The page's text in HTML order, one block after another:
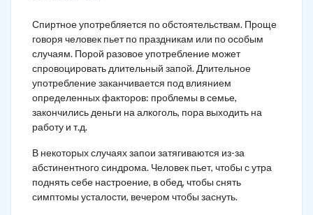
Спиртное употребляется по обстоятельствам. Проще
говоря человек пьет по праздникам или по особым
случаям. Порой разовое употребление может
спровоцировать длительный запой. Длительное
употребление заканчивается под влиянием
определенных факторов: проблемы в семье,
закончились деньги на алкоголь, пора выходить на
работу и т.д.
В некоторых случаях запои затягиваются из-за
абстинентного синдрома. Человек пьет, чтобы с утра
поднять себе настроение, в обед, чтобы снять
симптомы усталости, вечером чтобы заснуть.